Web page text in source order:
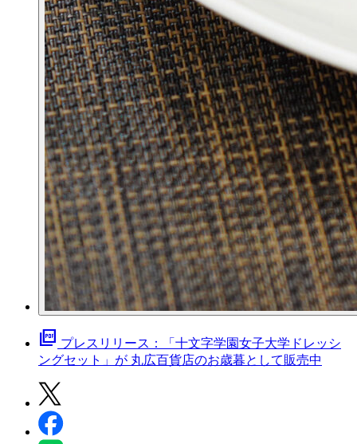
picture_as_pdf プレスリリース：「十文字学園女子大学ドレッシ
ングセット」が 丸広百貨店のお歳暮として販売中